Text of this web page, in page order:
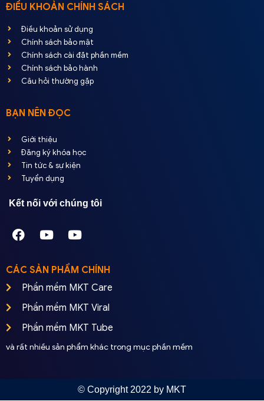
ĐIỀU KHOẢN CHÍNH SÁCH
Điều khoản sử dụng
Chính sách bảo mật
Chính sách cài đặt phần mềm
Chính sách bảo hành
Câu hỏi thường gặp
BẠN NÊN ĐỌC
Giới thiệu
Đăng ký khóa học
Tin tức & sự kiện
Tuyển dụng
Kết nối với chúng tôi
CÁC SẢN PHẨM CHÍNH
Phần mềm MKT Care
Phần mềm MKT Viral
Phần mềm MKT Tube
và rất nhiều sản phẩm khác trong mục phần mềm
© Copyright 2022 by MKT